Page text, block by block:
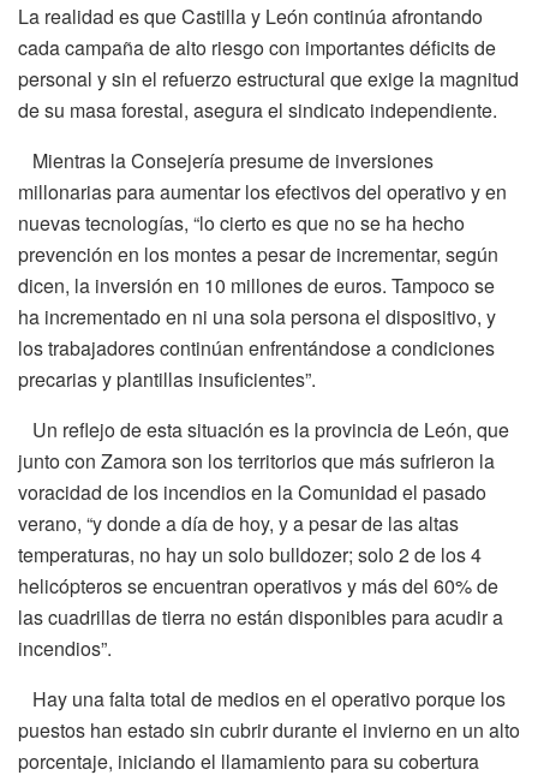
La realidad es que Castilla y León continúa afrontando
cada campaña de alto riesgo con importantes déficits de
personal y sin el refuerzo estructural que exige la magnitud
de su masa forestal, asegura el sindicato independiente.
Mientras la Consejería presume de inversiones
millonarias para aumentar los efectivos del operativo y en
nuevas tecnologías, “lo cierto es que no se ha hecho
prevención en los montes a pesar de incrementar, según
dicen, la inversión en 10 millones de euros. Tampoco se
ha incrementado en ni una sola persona el dispositivo, y
los trabajadores continúan enfrentándose a condiciones
precarias y plantillas insuficientes”.
Un reflejo de esta situación es la provincia de León, que
junto con Zamora son los territorios que más sufrieron la
voracidad de los incendios en la Comunidad el pasado
verano, “y donde a día de hoy, y a pesar de las altas
temperaturas, no hay un solo bulldozer; solo 2 de los 4
helicópteros se encuentran operativos y más del 60% de
las cuadrillas de tierra no están disponibles para acudir a
incendios”.
Hay una falta total de medios en el operativo porque los
puestos han estado sin cubrir durante el invierno en un alto
porcentaje, iniciando el llamamiento para su cobertura